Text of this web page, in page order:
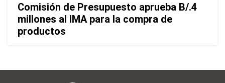
Comisión de Presupuesto aprueba B/.4
millones al IMA para la compra de
productos